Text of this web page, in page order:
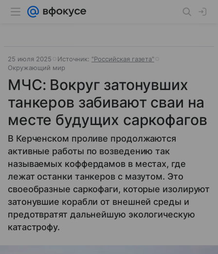
25 июля 2025 Источник: "Российская газета"
Окружающий мир
МЧС: Вокруг затонувших
танкеров забивают сваи на
месте будущих саркофагов
В Керченском проливе продолжаются
активные работы по возведению так
называемых коффердамов в местах, где
лежат останки танкеров с мазутом. Это
своеобразные саркофаги, которые изолируют
затонувшие корабли от внешней среды и
предотвратят дальнейшую экологическую
катастрофу.